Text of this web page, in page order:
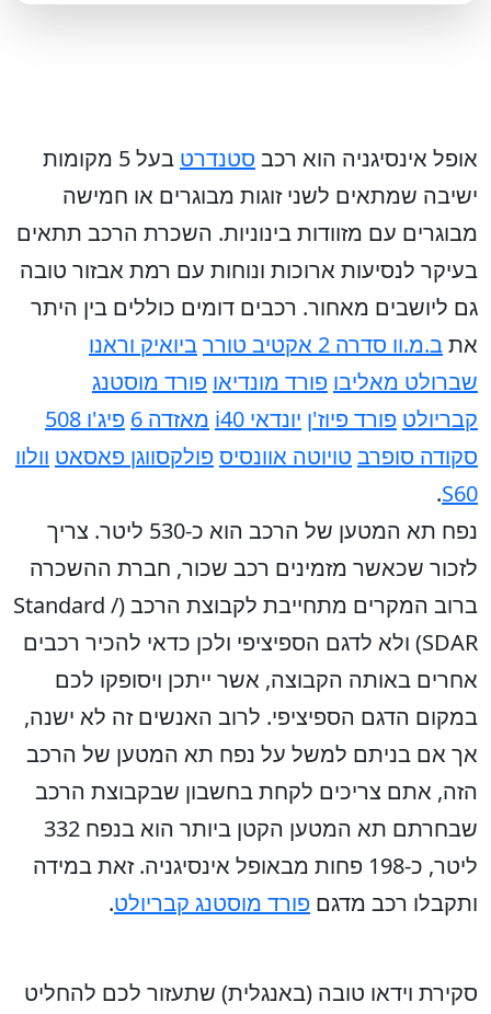
אופל אינסיגניה הוא רכב סטנדרט
בעל 5 מקומות
ישיבה שמתאים לשני זוגות מבוגרים או חמישה
מבוגרים עם מזוודות בינוניות. השכרת הרכב תתאים
בעיקר לנסיעות ארוכות ונוחות עם רמת אבזור טובה
גם ליושבים מאחור. רכבים דומים כוללים בין היתר
אתב.מ.וו סדרה 2 אקטיב טורר
ביואיק וראנו
שברולט מאליבו פורד מונדיאו פורד מוסטנג
קבריולט פורד פיוז'ן יונדאי i40 מאזדה 6
פיג'ו 508
סקודה סופרב טויוטה אוונסיספולקסווגן פאסאט וולוו
S60
.
נפח תא המטען של הרכב הוא כ-530 ליטר. צריך
לזכור שכאשר מזמינים רכב שכור, חברת ההשכרה
ברוב המקרים מתחייבת לקבוצת הרכב (Standard /
SDAR) ולא לדגם הספיציפי ולכן כדאי להכיר רכבים
אחרים באותה הקבוצה, אשר ייתכן ויסופקו לכם
במקום הדגם הספיציפי. לרוב האנשים זה לא ישנה,
אך אם בניתם למשל על נפח תא המטען של הרכב
הזה, אתם צריכים לקחת בחשבון שבקבוצת הרכב
שבחרתם תא המטען הקטן ביותר הוא בנפח 332
ליטר, כ-198 פחות מבאופל אינסיגניה. זאת במידה
ותקבלו רכב מדגם פורד מוסטנג קבריולט.
סקירת וידאו טובה (באנגלית) שתעזור לכם להחליט